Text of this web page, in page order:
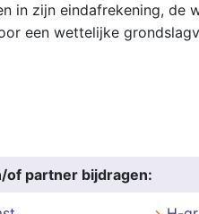
in zijn eindafrekening, de
een wettelijke
of partner bijdragen: